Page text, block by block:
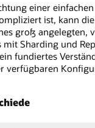
einer
ist, kann
groß angelegten,
mit Sharding und
fundiertes
verfügbaren